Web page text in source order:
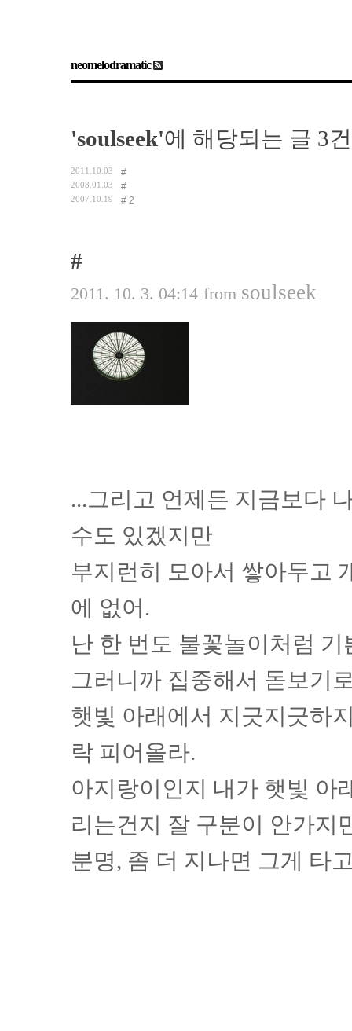
neomelodramatic
'soulseek'에 해당되는 글 3건
2011.10.03 #
2008.01.03 #
2007.10.19 # 2
#
2011. 10. 3. 04:14 from soulseek
...그리고 언제든 지금보다
수도 있겠지만
부지런히 모아서 쌓아두고
에 없어.
난 한 번도 불꽃놀이처럼
그러니까 집중해서 돋보기
햇빛 아래에서 지긋지긋하
락 피어올라.
아지랑이인지 내가 햇빛 아
리는건지 잘 구분이 안가지
분명, 좀 더 지나면 그게 타